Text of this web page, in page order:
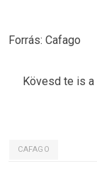
Forrás: Cafago
Kövesd te is a
CAFAGO